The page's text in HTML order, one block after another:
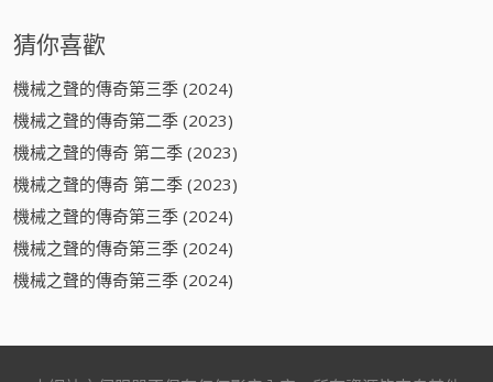
猜你喜歡
機械之聲的傳奇第三季 (2024)
機械之聲的傳奇第二季 (2023)
機械之聲的傳奇 第二季 (2023)
機械之聲的傳奇 第二季 (2023)
機械之聲的傳奇第三季 (2024)
機械之聲的傳奇第三季 (2024)
機械之聲的傳奇第三季 (2024)